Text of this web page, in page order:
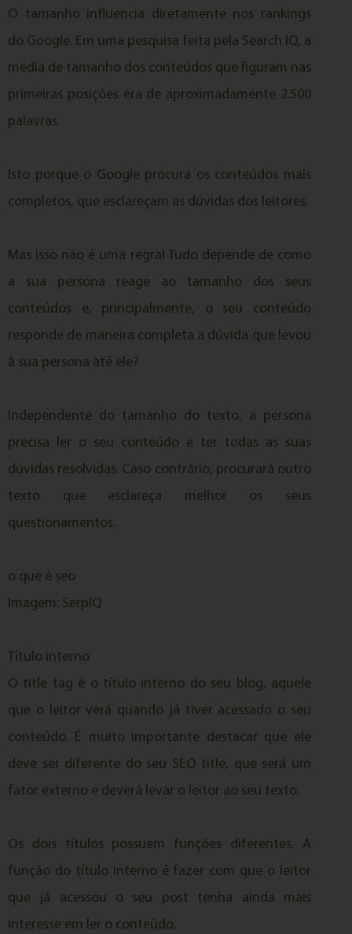
O tamanho influencia diretamente nos rankings
do Google. Em uma pesquisa feita pela Search IQ, a
média de tamanho dos conteúdos que figuram nas
primeiras posições era de aproximadamente 2.500
palavras.
Isto porque o Google procura os conteúdos mais
completos, que esclareçam as dúvidas dos leitores.
Mas isso não é uma regra! Tudo depende de como
a sua persona reage ao tamanho dos seus
conteúdos e, principalmente, o seu conteúdo
responde de maneira completa a dúvida que levou
à sua persona até ele?
Independente do tamanho do texto, a persona
precisa ler o seu conteúdo e ter todas as suas
dúvidas resolvidas. Caso contrário, procurará outro
texto que esclareça melhor os seus
questionamentos.
o que é seo
Imagem: SerpIQ
Título interno
O title tag é o título interno do seu blog, aquele
que o leitor verá quando já tiver acessado o seu
conteúdo. É muito importante destacar que ele
deve ser diferente do seu SEO title, que será um
fator externo e deverá levar o leitor ao seu texto.
Os dois títulos possuem funções diferentes. A
função do título interno é fazer com que o leitor
que já acessou o seu post tenha ainda mais
interesse em ler o conteúdo.